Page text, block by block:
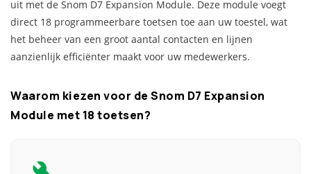
uit met de Snom D7 Expansion Module. Deze module voegt
direct 18 programmeerbare toetsen toe aan uw toestel, wat
het beheer van een groot aantal contacten en lijnen
aanzienlijk efficiënter maakt voor uw medewerkers.
Waarom kiezen voor de Snom D7 Expansion
Module met 18 toetsen?